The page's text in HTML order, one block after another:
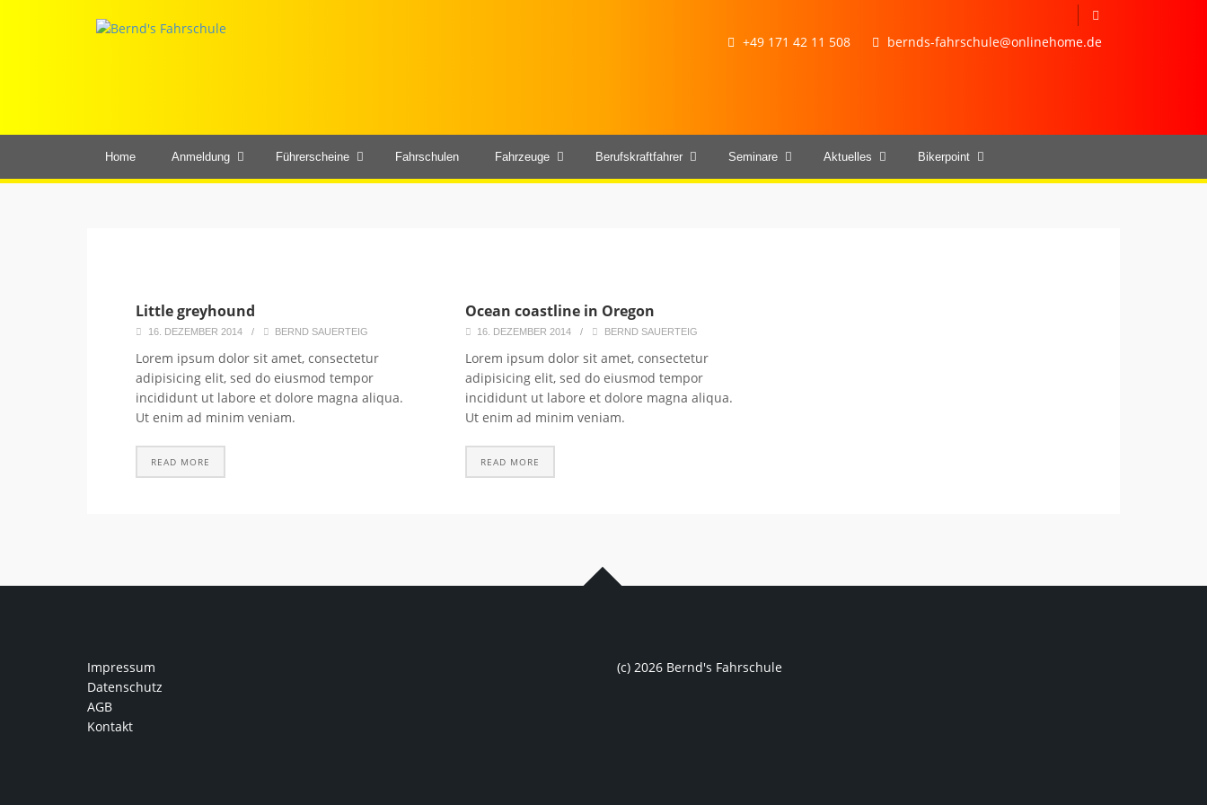
+49 171 42 11 508 bernds-fahrschule@onlinehome.de
Home Anmeldung Führerscheine Fahrschulen Fahrzeuge Berufskraftfahrer Seminare Aktuelles Bikerpoint
Little greyhound
16. DEZEMBER 2014 / BERND SAUERTEIG
Lorem ipsum dolor sit amet, consectetur
adipisicing elit, sed do eiusmod tempor
incididunt ut labore et dolore magna aliqua.
Ut enim ad minim veniam.
READ MORE
Ocean coastline in Oregon
16. DEZEMBER 2014 / BERND SAUERTEIG
Lorem ipsum dolor sit amet, consectetur
adipisicing elit, sed do eiusmod tempor
incididunt ut labore et dolore magna aliqua.
Ut enim ad minim veniam.
READ MORE
Impressum
Datenschutz
AGB
Kontakt
(c) 2026 Bernd's Fahrschule